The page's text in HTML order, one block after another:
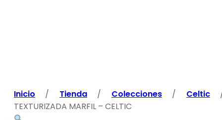
Inicio / Tienda / Colecciones / Celtic
TEXTURIZADA MARFIL – CELTIC